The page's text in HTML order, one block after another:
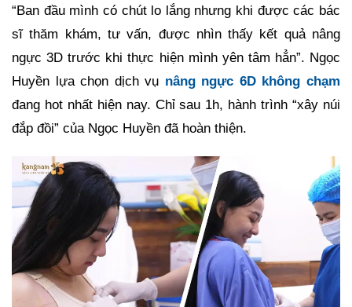
“Ban đầu mình có chút lo lắng nhưng khi được các bác
sĩ thăm khám, tư vấn, được nhìn thấy kết quả nâng
ngực 3D trước khi thực hiện mình yên tâm hẳn”. Ngọc
Huyền lựa chọn dịch vụ nâng ngực 6D không chạm
đang hot nhất hiện nay. Chỉ sau 1h, hành trình “xây núi
đắp đồi” của Ngọc Huyền đã hoàn thiện.